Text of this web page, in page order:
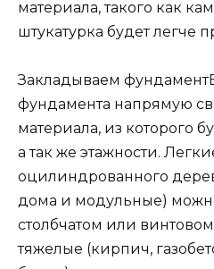
материала, такого как
штукатурка будет легче
Закладываем
фундамента напрямую
материала, из которого
а так же этажности.
оцилиндрованного
дома и модульные)
столбчатом или
тяжелые (кирпич,